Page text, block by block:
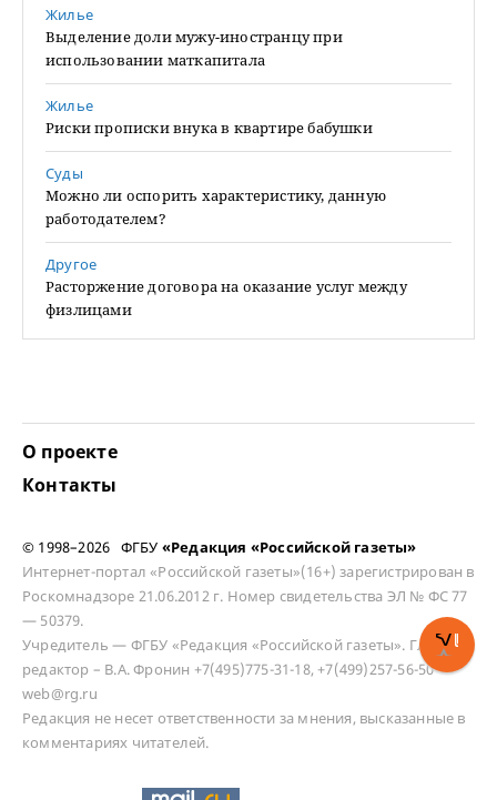
Жилье
Выделение доли мужу-иностранцу при
использовании маткапитала
Жилье
Риски прописки внука в квартире бабушки
Суды
Можно ли оспорить характеристику, данную
работодателем?
Другое
Расторжение договора на оказание услуг между
физлицами
О проекте
Контакты
© 1998–2026 ФГБУ «Редакция «Российской газеты»
Интернет-портал «Российской газеты»(16+) зарегистрирован в
Роскомнадзоре 21.06.2012 г. Номер свидетельства ЭЛ № ФС 77
— 50379.
Учредитель — ФГБУ «Редакция «Российской газеты». Главный
редактор – В.А. Фронин +7(495)775-31-18, +7(499)257-56-50
web@rg.ru
Редакция не несет ответственности за мнения, высказанные в
комментариях читателей.